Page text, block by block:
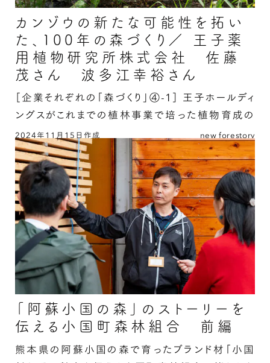
カンゾウの新たな可能性を拓い
た、100年の森づくり／ 王子薬
用植物研究所株式会社 佐藤
茂さん 波多江幸裕さん
［企業それぞれの「森づくり」④-1］ 王子ホールディ
ングスがこれまでの植林事業で培った植物育成の
知見から、成功させたカンゾウ大規模栽培とは？
2024年11月15日作成 new forestory
カンゾウの新たな可能性を拓いた、100年の森づ
くり／ 王子薬用植物研究所株式会社 佐藤茂さ
ん 波多江幸裕さんの続きを読む
「阿蘇小国の森」のストーリーを
伝える小国町森林組合 前編
熊本県の阿蘇小国の森で育ったブランド材「小国